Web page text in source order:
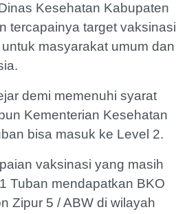
Kesehatan Kabupaten
tercapainya target vaksinasi
masyarakat umum dan
demi memenuhi syarat
Kementerian Kesehatan
bisa masuk ke Level 2.
vaksinasi yang masih
Tuban mendapatkan BKO
Zipur 5 / ABW di wilayah